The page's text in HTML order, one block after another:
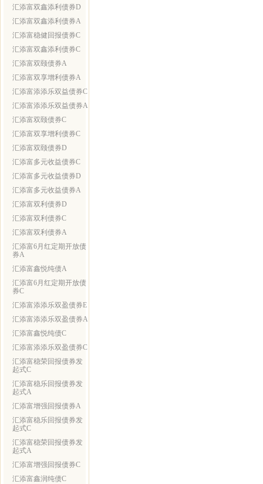
汇添富双鑫添利债券D
汇添富双鑫添利债券A
汇添富稳健回报债券C
汇添富双鑫添利债券C
汇添富双颐债券A
汇添富双享增利债券A
汇添富添添乐双益债券C
汇添富添添乐双益债券A
汇添富双颐债券C
汇添富双享增利债券C
汇添富双颐债券D
汇添富多元收益债券C
汇添富多元收益债券D
汇添富多元收益债券A
汇添富双利债券D
汇添富双利债券C
汇添富双利债券A
汇添富6月红定期开放债
券A
汇添富鑫悦纯债A
汇添富6月红定期开放债
券C
汇添富添添乐双盈债券E
汇添富添添乐双盈债券A
汇添富鑫悦纯债C
汇添富添添乐双盈债券C
汇添富稳荣回报债券发
起式C
汇添富稳乐回报债券发
起式A
汇添富增强回报债券A
汇添富稳乐回报债券发
起式C
汇添富稳荣回报债券发
起式A
汇添富增强回报债券C
汇添富鑫润纯债C